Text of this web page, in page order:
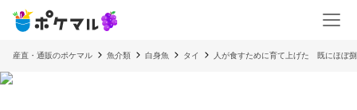
産直・通販のポケマル 魚介類 白身魚 タイ 人が食すために育て上げた 既にほぼ